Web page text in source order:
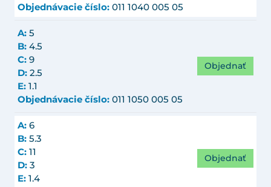
Objednávacie číslo: 011 1040 005 05
A: 5
B: 4.5
C: 9
D: 2.5
E: 1.1
Objednávacie číslo: 011 1050 005 05
Objednať
A: 6
B: 5.3
C: 11
D: 3
E: 1.4
Objednať